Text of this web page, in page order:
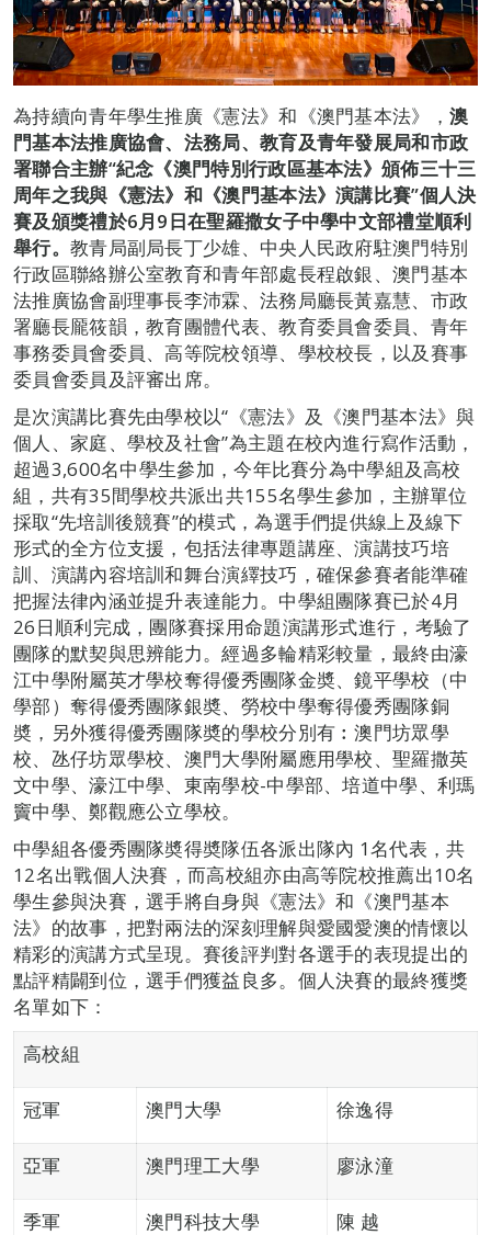
為持續向青年學生推廣《憲法》和《澳門基本法》， 澳
門基本法推廣協會、法務局、教育及青年發展局和市政
署聯合主辦“紀念《澳門特別行政區基本法》頒佈三十三
周年之我與《憲法》和《澳門基本法》演講比賽”個人決
賽及頒獎禮於6月9日在聖羅撒女子中學中文部禮堂順利
舉行。 教青局副局長丁少雄、中央人民政府駐澳門特別
行政區聯絡辦公室教育和青年部處長程啟銀、澳門基本
法推廣協會副理事長李沛霖、法務局廳長黃嘉慧、市政
署廳長龎筱韻，教育團體代表、教育委員會委員、青年
事務委員會委員、高等院校領導、學校校長，以及賽事
委員會委員及評審出席。
是次演講比賽先由學校以“《憲法》及《澳門基本法》與
個人、家庭、學校及社會”為主題在校內進行寫作活動，
超過3,600名中學生參加，今年比賽分為中學組及高校
組，共有35間學校共派出共155名學生參加，主辦單位
採取“先培訓後競賽”的模式，為選手們提供線上及線下
形式的全方位支援，包括法律專題講座、演講技巧培
訓、演講內容培訓和舞台演繹技巧，確保參賽者能準確
把握法律內涵並提升表達能力。中學組團隊賽已於4月
26日順利完成，團隊賽採用命題演講形式進行，考驗了
團隊的默契與思辨能力。經過多輪精彩較量，最終由濠
江中學附屬英才學校奪得優秀團隊金奬、鏡平學校（中
學部）奪得優秀團隊銀奬、勞校中學奪得優秀團隊銅
奬，另外獲得優秀團隊奬的學校分別有︰澳門坊眾學
校、氹仔坊眾學校、澳門大學附屬應用學校、聖羅撒英
文中學、濠江中學、東南學校-中學部、培道中學、利瑪
竇中學、鄭觀應公立學校。
中學組各優秀團隊奬得奬隊伍各派出隊內 1名代表，共
12名出戰個人決賽，而高校組亦由高等院校推薦出10名
學生參與決賽，選手將自身與《憲法》和《澳門基本
法》的故事，把對兩法的深刻理解與愛國愛澳的情懷以
精彩的演講方式呈現。賽後評判對各選手的表現提出的
點評精闢到位，選手們獲益良多。個人決賽的最終獲獎
名單如下：
高校組
冠軍 澳門大學 徐逸得
亞軍 澳門理工大學 廖泳潼
季軍 澳門科技大學 陳 越